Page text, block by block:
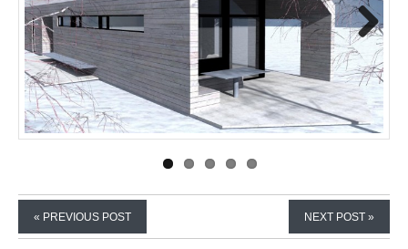
Next
« PREVIOUS POST NEXT POST »